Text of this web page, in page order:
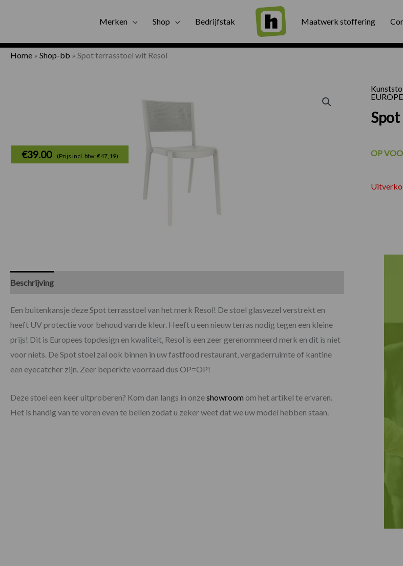
Merken Shop Bedrijfstak Maatwerk stoffering
Gratis bezorging Binnen twee werkdagen geleverd
Home » Shop-bb » Spot terrasstoel wit Resol
€39.00 (Prijs incl. btw: €47,19) OP
Beschrijving
Een buitenkansje deze Spot terrasstoel van het merk Resol! De stoel glasvezel verstrekt en
heeft UV protectie voor behoud van de kleur. Heeft u een nieuw terras nodig tegen een kleine
prijs! Dit is Europees topdesign en kwaliteit, Resol is een zeer gerenommeerd merk en dit is niet
voor niets. De Spot stoel zal ook binnen in uw fastfood restaurant, vergaderruimte of kantine
een eyecatcher zijn. Zeer beperkte voorraad dus OP=OP!
Deze stoel een keer uitproberen? Kom dan langs in onzeshowroom om het artikel te ervaren.
Het is handig van te voren even te bellen zodat u zeker weet dat we uw model hebben staan.